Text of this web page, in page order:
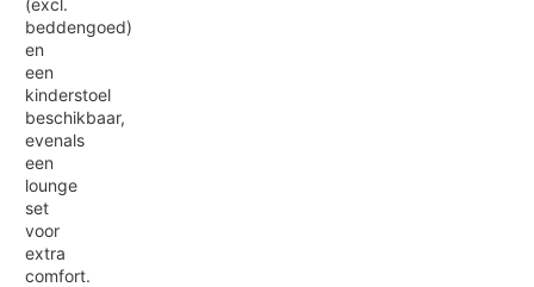
beddengoed)
en
een
kinderstoel
beschikbaar,
evenals
een
lounge
set
voor
extra
comfort.